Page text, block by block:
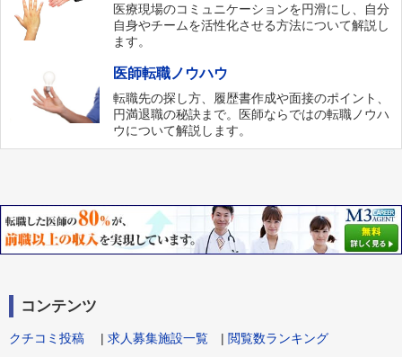
医療現場のコミュニケーションを円滑にし、自分
自身やチームを活性化させる方法について解説し
ます。
医師転職ノウハウ
転職先の探し方、履歴書作成や面接のポイント、
円満退職の秘訣まで。医師ならではの転職ノウハ
ウについて解説します。
コンテンツ
クチコミ投稿 | 求人募集施設一覧 | 閲覧数ランキング